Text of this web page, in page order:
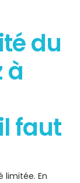
du
à
faut
limitée. En